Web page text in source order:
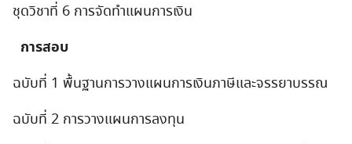
ชุดวิชาที่ 6 การจัดทำแผนการเงิน
การสอบ
ฉบับที่ 1 พื้นฐานการวางแผนการเงินภาษีและจรรยาบรรณ
ฉบับที่ 2 การวางแผนการลงทุน